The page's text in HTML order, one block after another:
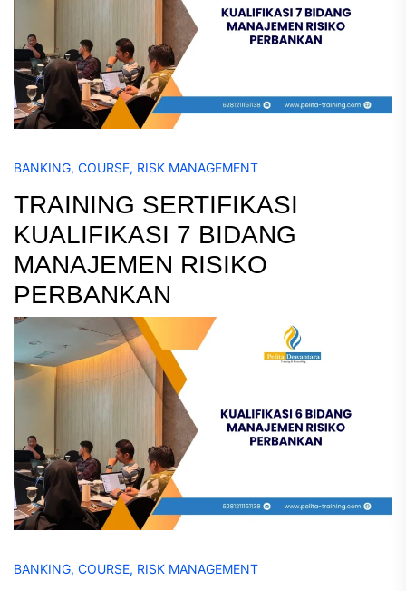
BANKING, COURSE, RISK MANAGEMENT
TRAINING SERTIFIKASI
KUALIFIKASI 7 BIDANG
MANAJEMEN RISIKO
PERBANKAN
BANKING, COURSE, RISK MANAGEMENT